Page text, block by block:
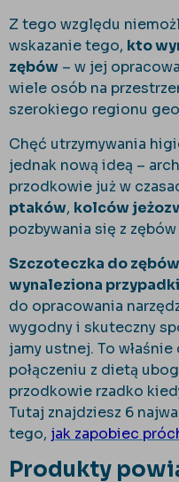
Z tego względu
wskazanie tego, kto
zębów – w jej
wiele osób na
szerokiego regionu
Chęć utrzymywania
jednak nową ideą –
przodkowie już w
ptaków, kolców
pozbywania się z
Szczoteczka do
wynaleziona
do opracowania
wygodny i skuteczny
jamy ustnej. To
połączeniu z dietą
przodkowie rzadko
Tutaj znajdziesz 6
tego, jak zapobiec
Produkty